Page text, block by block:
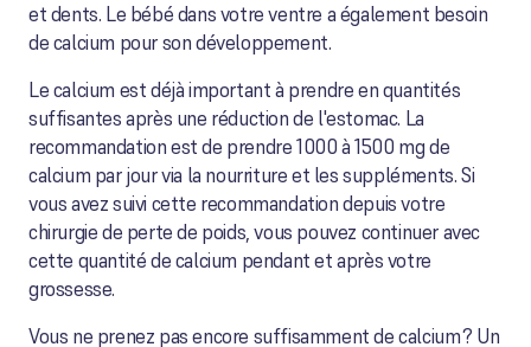
et dents. Le bébé dans votre ventre a également besoin
de calcium pour son développement.
Le calcium est déjà important à prendre en quantités
suffisantes après une réduction de l'estomac. La
recommandation est de prendre 1000 à 1500 mg de
calcium par jour via la nourriture et les suppléments. Si
vous avez suivi cette recommandation depuis votre
chirurgie de perte de poids, vous pouvez continuer avec
cette quantité de calcium pendant et après votre
grossesse.
Vous ne prenez pas encore suffisamment de calcium ? Un